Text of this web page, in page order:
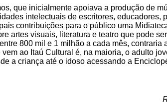
que inicialmente apoiava a produção de
intelectuais de escritores, educadores,
contribuições para o público uma
artes visuais, literatura e teatro que pode
800 mil e 1 milhão a cada mês, contraria
ao Itaú Cultural é, na maioria, o adulto
a criança até o idoso acessando a